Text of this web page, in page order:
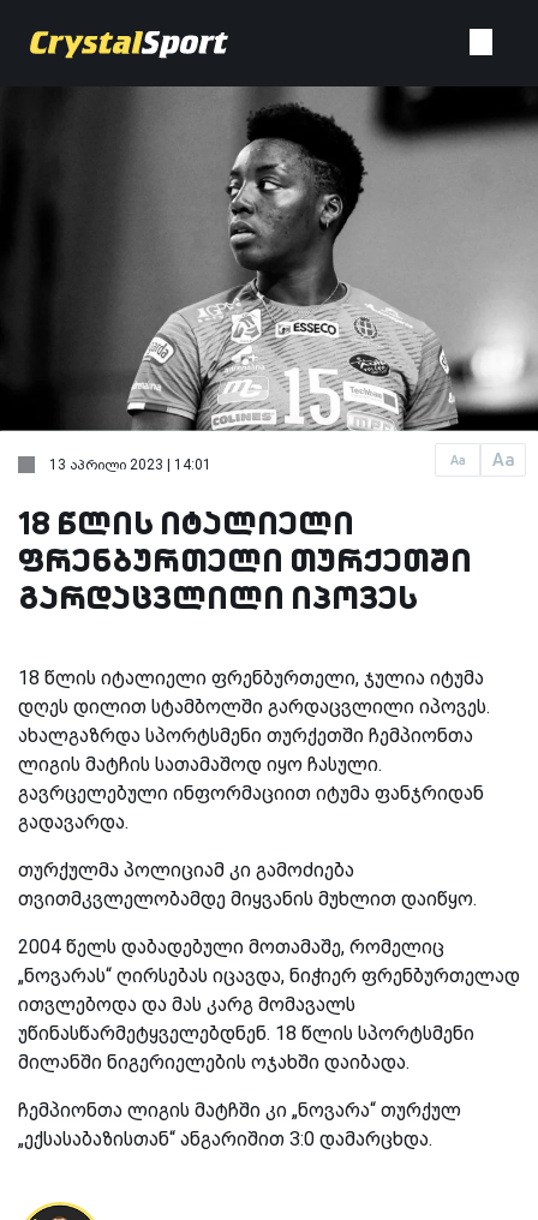
Aa Aa
13 აპრილი 2023 | 14:01
18 წლის იტალიელი
ფრენბურთელი თურქეთში
გარდაცვლილი იპოვეს
18 წლის იტალიელი ფრენბურთელი, ჯულია იტუმა
დღეს დილით სტამბოლში გარდაცვლილი იპოვეს.
ახალგაზრდა სპორტსმენი თურქეთში ჩემპიონთა
ლიგის მატჩის სათამაშოდ იყო ჩასული.
გავრცელებული ინფორმაციით იტუმა ფანჯრიდან
გადავარდა.
თურქულმა პოლიციამ კი გამოძიება
თვითმკვლელობამდე მიყვანის მუხლით დაიწყო.
2004 წელს დაბადებული მოთამაშე, რომელიც
„ნოვარას“ ღირსებას იცავდა, ნიჭიერ ფრენბურთელად
ითვლებოდა და მას კარგ მომავალს
უწინასწარმეტყველებდნენ. 18 წლის სპორტსმენი
მილანში ნიგერიელების ოჯახში დაიბადა.
ჩემპიონთა ლიგის მატჩში კი „ნოვარა“ თურქულ
„ექსასაბაზისთან“ ანგარიშით 3:0 დამარცხდა.